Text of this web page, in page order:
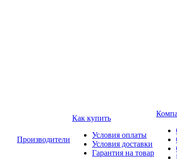
Производители
Как купить
Условия оплаты
Условия доставки
Гарантия на товар